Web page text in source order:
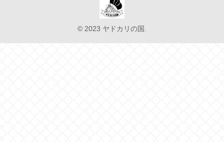
© 2023 ヤドカリの国.